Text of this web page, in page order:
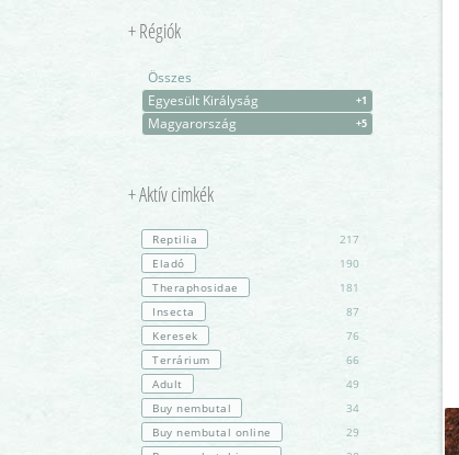
+ Régiók
Összes
Egyesült Királyság
+1
Magyarország +5
+ Aktív cimkék
Reptilia
217
Eladó
190
Theraphosidae
181
Insecta
87
Keresek
76
Terrárium
66
Adult
49
Buy nembutal
34
Buy nembutal online
29